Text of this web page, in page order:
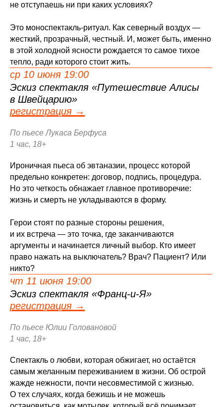
не отступаешь ни при каких условиях?
Это моноспектакль-ритуал. Как северный воздух —
жесткий, прозрачный, честный. И, может быть, именно
в этой холодной ясности рождается то самое тихое
тепло, ради которого стоит жить.
ср 10 июня 19:00
Эскиз спектакля «Путешествие Алисы
в Швейцарию»
регистрация →
По пьесе Лукаса Берфуса
1 час, 18+
Ироничная пьеса об эвтаназии, процесс которой
предельно конкретен: договор, подпись, процедура.
Но это четкость обнажает главное противоречие:
жизнь и смерть не укладываются в форму.
Герои стоят по разные стороны решения,
и их встреча — это точка, где заканчиваются
аргументы и начинается личный выбор. Кто имеет
право нажать на выключатель? Врач? Пациент? Или
никто?
чт 11 июня 19:00
Эскиз спектакля «Франц-и-Я»
регистрация →
По пьесе Юлии Головановой
1 час, 18+
Спектакль о любви, которая обжигает, но остаётся
самым желанным переживанием в жизни. Об острой
жажде нежности, почти несовместимой с жизнью.
О тех случаях, когда бежишь и не можешь